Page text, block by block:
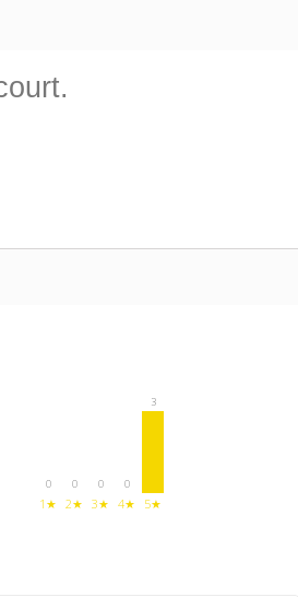
0
1★
0
2★
0
3★
0
4★
3
5★